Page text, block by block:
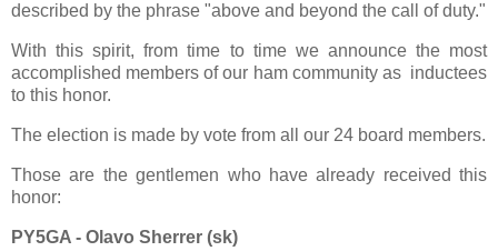
described by the phrase "above and beyond the call of duty."
With this spirit, from time to time we announce the most
accomplished members of our ham community as inductees
to this honor.
The election is made by vote from all our 24 board members.
Those are the gentlemen who have already received this
honor:
PY5GA - Olavo Sherrer (sk)